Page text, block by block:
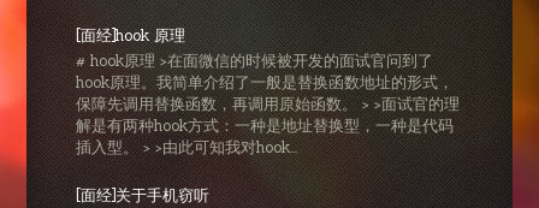
[面经]hook 原理
# hook原理 >在面微信的时候被开发的面试官问到了
hook原理。我简单介绍了一般是替换函数地址的形式，
保障先调用替换函数，再调用原始函数。 > >面试官的理
解是有两种hook方式：一种是地址替换型，一种是代码
插入型。 > >由此可知我对hook...
[面经]关于手机窃听